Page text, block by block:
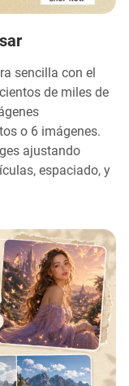
sencilla con el
de miles de
o 6 imágenes.
ajustando
espaciado, y